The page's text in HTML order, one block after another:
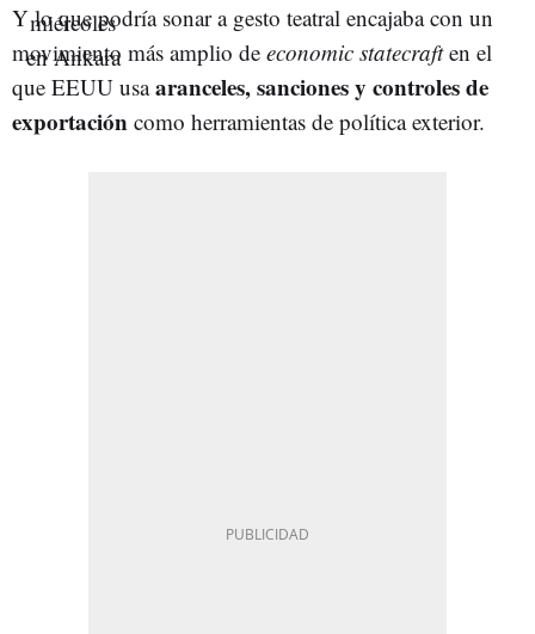
Y lo que podría sonar a gesto teatral encajaba con un
movimiento más amplio de economic statecraften el
que EEUU usaaranceles, sanciones y controles de
exportación como herramientas de política exterior.